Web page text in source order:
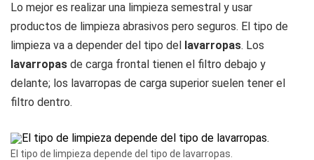
Lo mejor es realizar una limpieza semestral y usar
productos de limpieza abrasivos pero seguros. El tipo de
limpieza va a depender del tipo del lavarropas. Los
lavarropas de carga frontal tienen el filtro debajo y
delante; los lavarropas de carga superior suelen tener el
filtro dentro.
El tipo de limpieza depende del tipo de lavarropas.